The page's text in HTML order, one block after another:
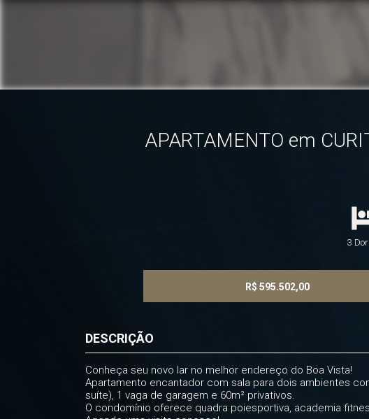
APARTAMENTO em
3
R$ 595.502,00
DESCRIÇÃO
Conheça seu novo lar no melhor endereço do Boa Vista!
Apartamento encantador com sala para dois ambientes
suíte), 1 vaga de garagem e 60m² privativos.
O condomínio oferece quadra poiesportiva, academia